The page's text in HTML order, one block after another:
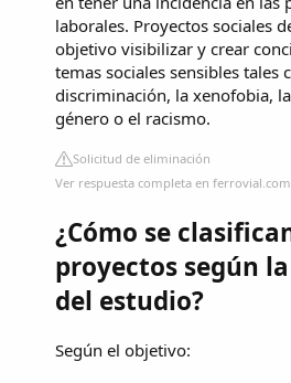
laborales. Proyectos sociales
objetivo visibilizar y crear
temas sociales sensibles tales
discriminación, la xenofobia,
género o el racismo.
Solicitud de eliminación
Ver respuesta completa en ferrovial.com
¿Cómo se
proyectos según
del estudio?
Según el objetivo: